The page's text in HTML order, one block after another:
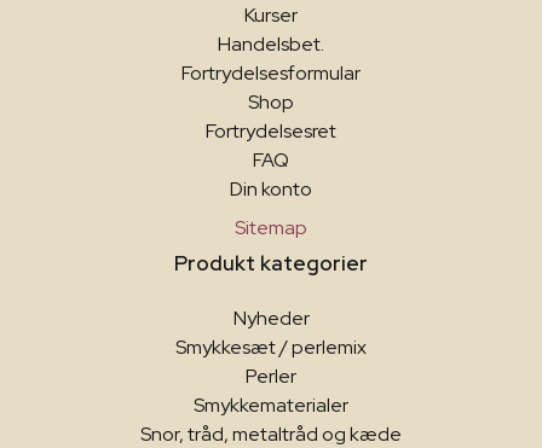
Kurser
Handelsbet.
Fortrydelsesformular
Shop
Fortrydelsesret
FAQ
Din konto
Sitemap
Produkt kategorier
Nyheder
Smykkesæt / perlemix
Perler
Smykkematerialer
Snor, tråd, metaltråd og kæde